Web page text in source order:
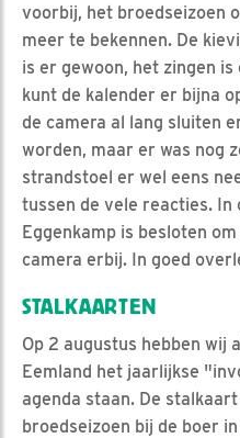
voorbij, het broedseizoen
meer te bekennen. De
is er gewoon, het zingen is
kunt de kalender er bijna
de camera al lang sluiten
worden, maar er was nog
strandstoel er wel eens
tussen de vele reacties.
Eggenkamp is besloten
camera erbij. In goed
STALKAARTEN
Op 2 augustus hebben wij
Eemland het jaarlijkse
agenda staan. De
broedseizoen bij de boer